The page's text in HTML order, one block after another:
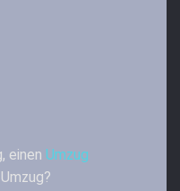
einen Umzug